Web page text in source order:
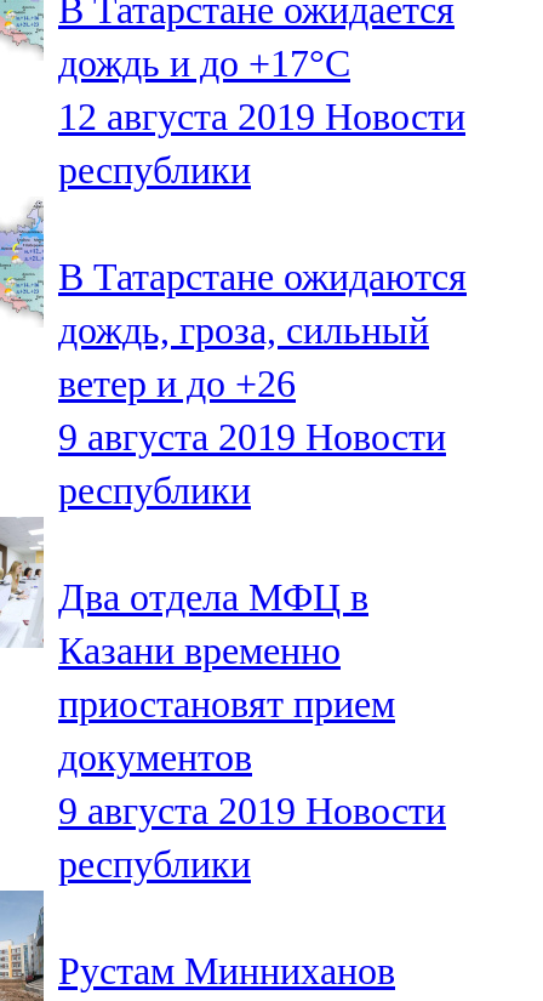
В Татарстане ожидается
дождь и до +17°С
12 августа 2019 Новости
республики
В Татарстане ожидаются
дождь, гроза, сильный
ветер и до +26
9 августа 2019 Новости
республики
Два отдела МФЦ в
Казани временно
приостановят прием
документов
9 августа 2019 Новости
республики
Рустам Минниханов